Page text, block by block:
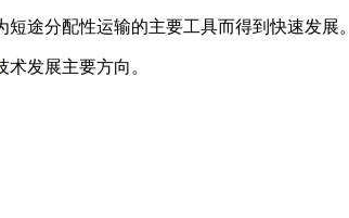
途分配性运输的主要工具而得到快速发展
术发展主要方向。